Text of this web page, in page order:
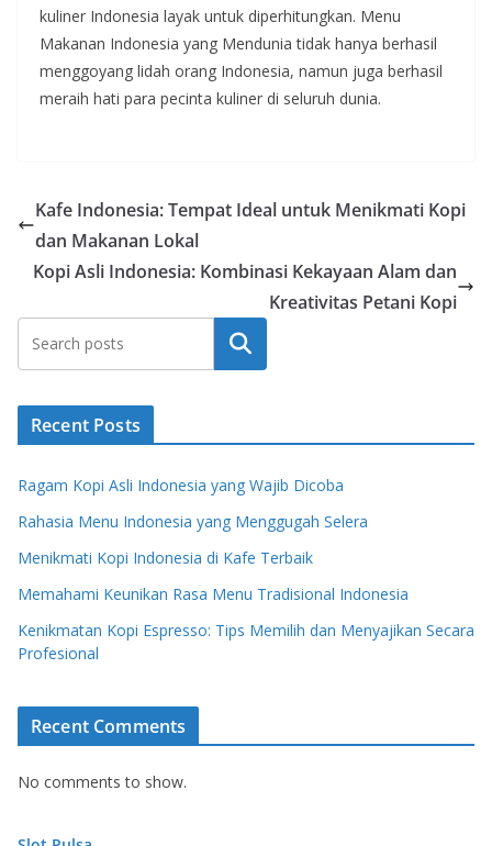
kuliner Indonesia layak untuk diperhitungkan. Menu
Makanan Indonesia yang Mendunia tidak hanya berhasil
menggoyang lidah orang Indonesia, namun juga berhasil
meraih hati para pecinta kuliner di seluruh dunia.
Kafe Indonesia: Tempat Ideal untuk Menikmati Kopi
dan Makanan Lokal
Kopi Asli Indonesia: Kombinasi Kekayaan Alam dan
Kreativitas Petani Kopi
Search
Recent Posts
Ragam Kopi Asli Indonesia yang Wajib Dicoba
Rahasia Menu Indonesia yang Menggugah Selera
Menikmati Kopi Indonesia di Kafe Terbaik
Memahami Keunikan Rasa Menu Tradisional Indonesia
Kenikmatan Kopi Espresso: Tips Memilih dan Menyajikan Secara
Profesional
Recent Comments
No comments to show.